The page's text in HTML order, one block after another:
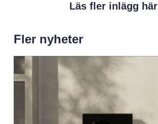
Läs fler inlägg här
Fler nyheter